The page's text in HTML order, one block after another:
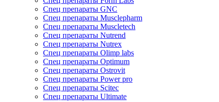
Спец препараты GNC
Спец препараты Musclepharm
Спец препараты Muscletech
Спец препараты Nutrend
Спец препараты Nutrex
Спец препараты Olimp labs
Спец препараты Optimum
Спец препараты Ostrovit
Спец препараты Power pro
Спец препараты Scitec
Спец препараты Ultimate